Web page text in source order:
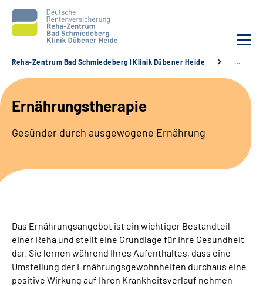
Unsere Klinik
Unsere Angebote
Suche
Leichte Sprache
Reha-Zentrum Bad Schmiedeberg | Klinik Dübener Heide …
Ernährungstherapie
Gesünder durch ausgewogene Ernährung
Das Ernährungsangebot ist ein wichtiger Bestandteil
einer Reha und stellt eine Grundlage für Ihre Gesundheit
dar. Sie lernen während Ihres Aufenthaltes, dass eine
Umstellung der Ernährungsgewohnheiten durchaus eine
positive Wirkung auf Ihren Krankheitsverlauf nehmen